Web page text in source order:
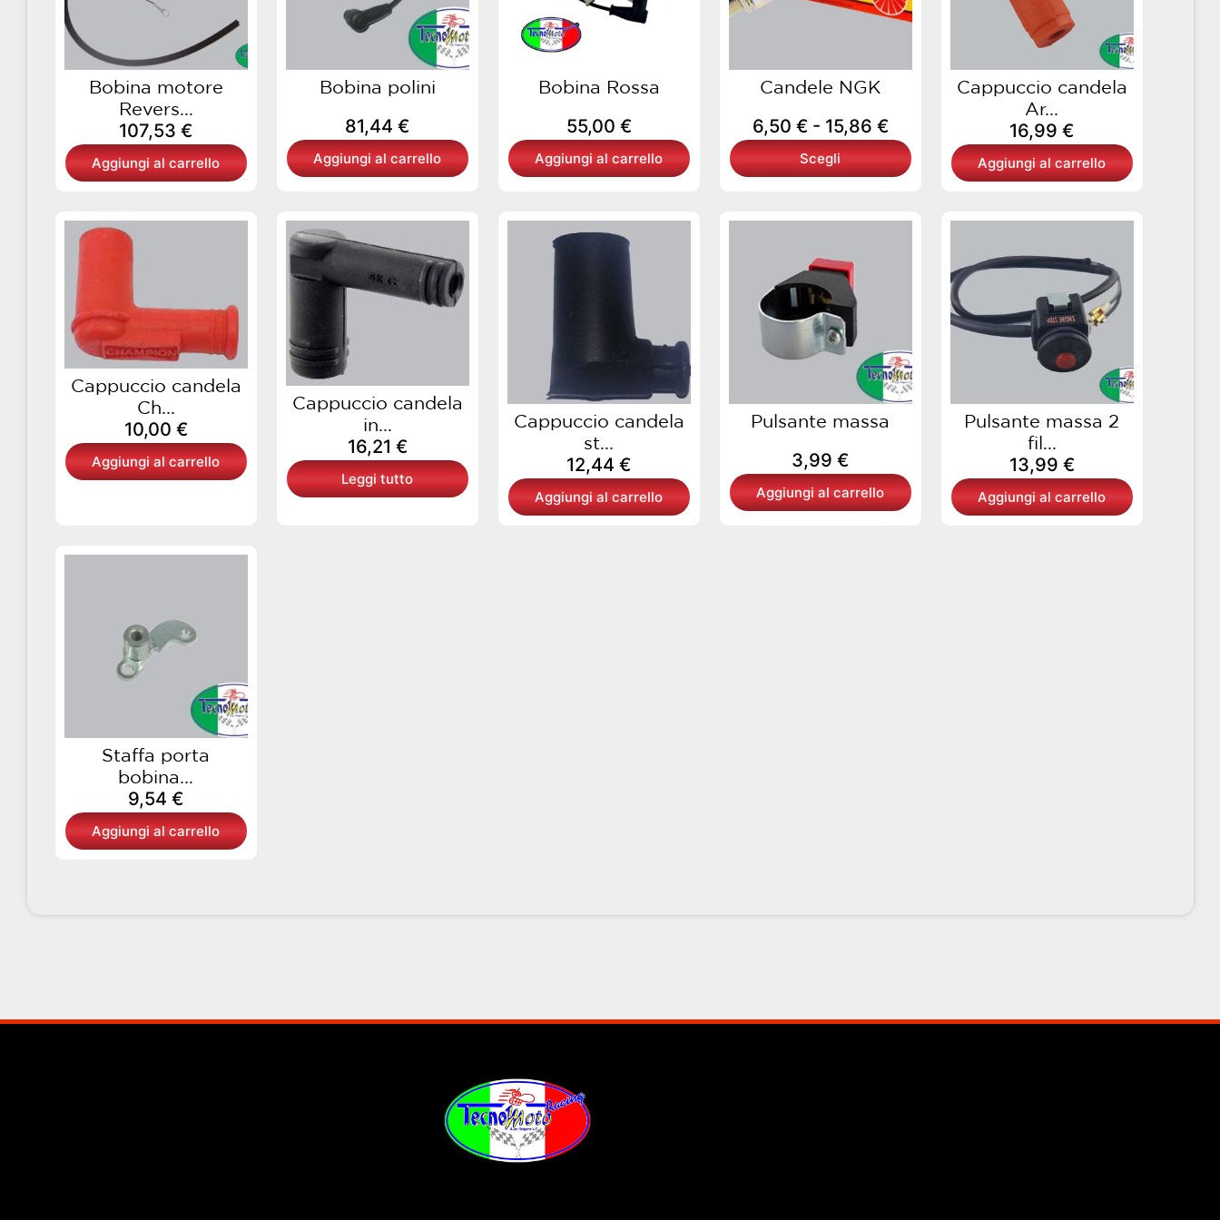
Bobina motore
Revers...
107,53 €
Aggiungi al carrello
Bobina polini
81,44 €
Aggiungi al carrello
Bobina Rossa
55,00 €
Aggiungi al carrello
Candele NGK
6,50 € - 15,86 €
15,86 €
Scegli
opzioni
scelte
pagina
del
prodotto
Cappuccio candela
Ar...
16,99 €
Aggiungi al carrello
Cappuccio candela
Ch...
10,00 €
Aggiungi al carrello
Cappuccio candela
in...
16,21 €
Leggi tutto
Cappuccio candela
st...
12,44 €
Aggiungi al carrello
Pulsante massa
3,99 €
Aggiungi al carrello
Pulsante massa 2
fil...
13,99 €
Aggiungi al carrello
Staffa porta
bobina...
9,54 €
Aggiungi al carrello